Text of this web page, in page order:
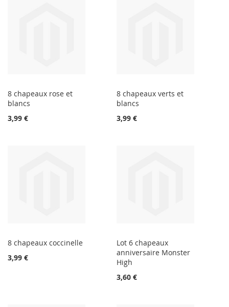
8 chapeaux rose et
blancs
3,99 €
8 chapeaux verts et
blancs
3,99 €
8 chapeaux coccinelle
3,99 €
Lot 6 chapeaux
anniversaire Monster
High
3,60 €